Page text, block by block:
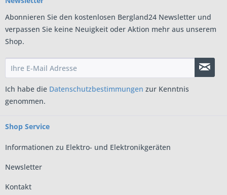
Abonnieren Sie den kostenlosen Bergland24 Newsletter und
verpassen Sie keine Neuigkeit oder Aktion mehr aus unserem
Shop.
Ich habe die Datenschutzbestimmungen zur Kenntnis
genommen.
Shop Service
Informationen zu Elektro- und Elektronikgeräten
Newsletter
Kontakt